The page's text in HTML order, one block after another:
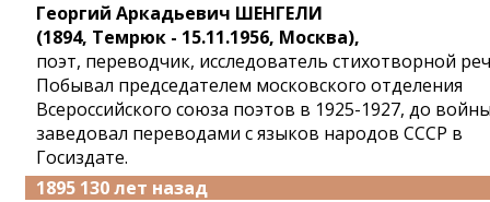
Георгий Аркадьевич ШЕНГЕЛИ
(1894, Темрюк - 15.11.1956, Москва),
поэт, переводчик, исследователь стихотворной
Побывал председателем московского отделения
Всероссийского союза поэтов в 1925-1927, до
заведовал переводами с языков народов СССР в
Госиздате.
1895 130 лет назад